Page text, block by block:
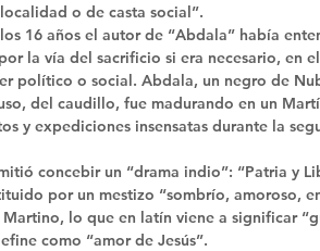
o de casta social”.
16 años el autor de “Abdala” había
la vía del sacrificio si era necesario, en
político o social. Abdala, un negro de
del caudillo, fue madurando en un
y expediciones insensatas durante la
concebir un “drama indio”: “Patria y
por un mestizo “sombrío, amoroso,
lo que en latín viene a significar
como “amor de Jesús”.